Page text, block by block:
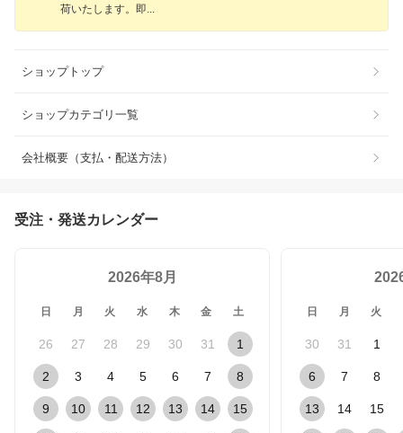
荷いたします。 即
ショップトップ
ショップカテゴリ一覧
会社概要（支払・配送方法）
受注・発送カレンダー
2026年8月
日 月 火 水 木 金 土
26 27 28 29 30 31 1
2 3 4 5 6 7 8
9 10 11 12 13 14 15
日 月 火
30 31 1
6 7 8
13 14 15